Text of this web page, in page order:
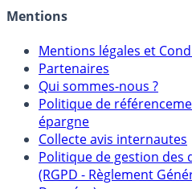
Mentions légales et
Partenaires
Qui sommes-nous ?
Politique de
épargne
Collecte avis internautes
Politique de gestion des